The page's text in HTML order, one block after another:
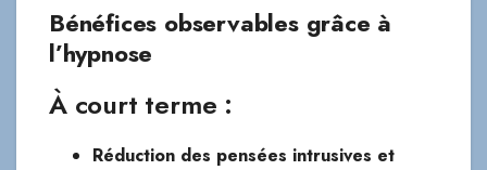
Bénéfices observables grâce à
l’hypnose
À court terme :
Réduction des pensées intrusives et